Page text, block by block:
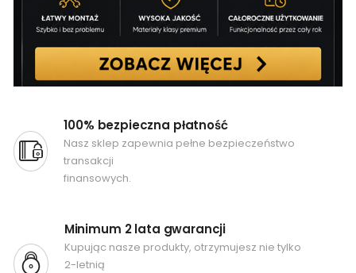
100% bezpieczna płatność
Nasz sklep zapewnia pełne bezpieczeństwo
transakcji
finansowych.
Minimum 2 lata gwarancji
Kupując nasze produkty, otrzymujesz nie tylko
2-letnią